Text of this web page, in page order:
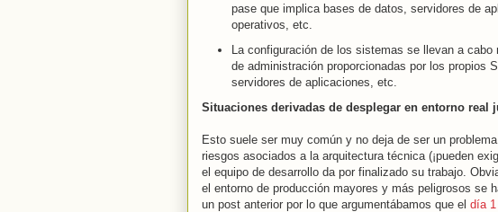
pase que implica bases de datos, servidores de
operativos, etc.
La configuración de los sistemas se llevan a
de administración proporcionadas por los propios
servidores de aplicaciones, etc.
Situaciones derivadas de desplegar en entorno
Esto suele ser muy común y no deja de ser un
riesgos asociados a la arquitectura técnica (¡pueden
el equipo de desarrollo da por finalizado su trabajo.
el entorno de producción mayores y más peligrosos se
un post anterior por lo que argumentábamos que el día 1